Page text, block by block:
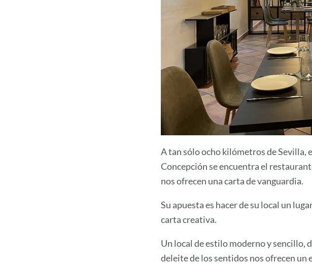
A tan sólo ocho kilómetros de Sevilla,
Concepción se encuentra el
nos ofrecen una carta de vanguardia.
Su apuesta es hacer de su local un
carta creativa.
Un local de estilo moderno y sencillo,
deleite de los sentidos nos ofrecen un